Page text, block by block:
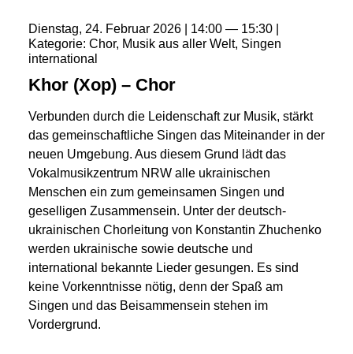
Dienstag 24 Februar 2026 14:00
15:30
Kategorie Chor Musik aus aller Welt Singen
international
Khor (Xop) – Chor
Verbunden durch die Leidenschaft zur Musik, stärkt
das gemeinschaftliche Singen das Miteinander in der
neuen Umgebung. Aus diesem Grund lädt das
Vokalmusikzentrum NRW alle ukrainischen
Menschen ein zum gemeinsamen Singen und
geselligen Zusammensein. Unter der deutsch-
ukrainischen Chorleitung von Konstantin Zhuchenko
werden ukrainische sowie deutsche und
international bekannte Lieder gesungen. Es sind
keine Vorkenntnisse nötig, denn der Spaß am
Singen und das Beisammensein stehen im
Vordergrund.